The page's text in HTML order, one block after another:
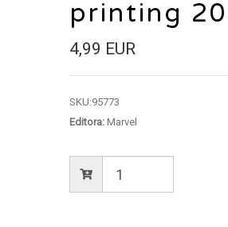
printing
4,99 EUR
SKU:95773
Editora:Marvel